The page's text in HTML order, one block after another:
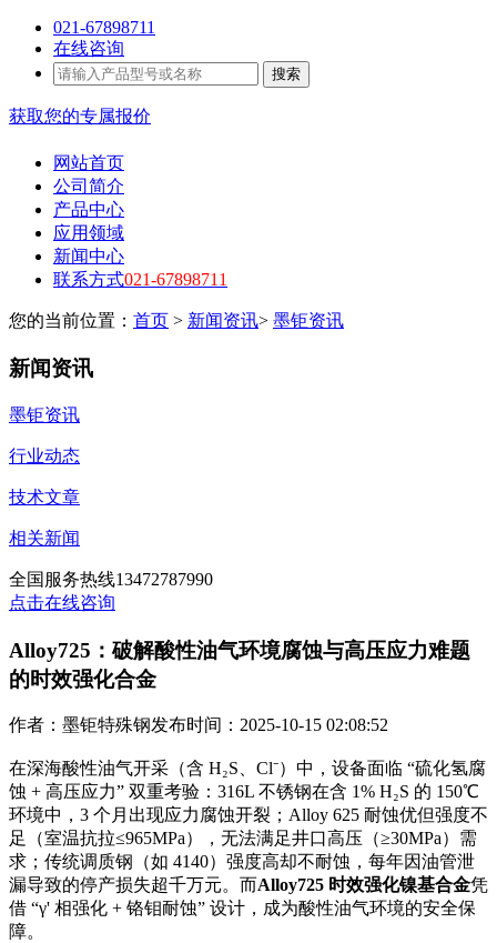
021-67898711
在线咨询
搜索
获取您的专属报价
网站首页
公司简介
产品中心
应用领域
新闻中心
联系方式021-67898711
您的当前位置： 首页 > 新闻资讯> 墨钜资讯
新闻资讯
墨钜资讯
行业动态
技术文章
相关新闻
全国服务热线13472787990
点击在线咨询
Alloy725：破解酸性油气环境腐蚀与高压应力难题
的时效强化合金
作者：墨钜特殊钢发布时间：2025-10-15 02:08:52
在深海酸性油气开采（含 H₂S、Cl⁻）中，设备面临 “硫化氢腐
蚀 + 高压应力” 双重考验：316L 不锈钢在含 1% H₂S 的 150℃
环境中，3 个月出现应力腐蚀开裂；Alloy 625 耐蚀优但强度不
足（室温抗拉≤965MPa），无法满足井口高压（≥30MPa）需
求；传统调质钢（如 4140）强度高却不耐蚀，每年因油管泄
漏导致的停产损失超千万元。而Alloy725 时效强化镍基合金凭
借 “γ' 相强化 + 铬钼耐蚀” 设计，成为酸性油气环境的安全保
障。